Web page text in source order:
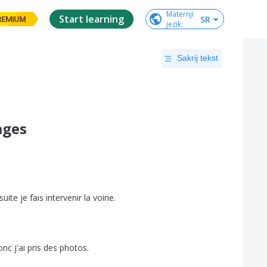
Start learning
Maternji
jezik: SR
Sakrij tekst
je fais intervenir la voirie.
j'ai pris des photos.